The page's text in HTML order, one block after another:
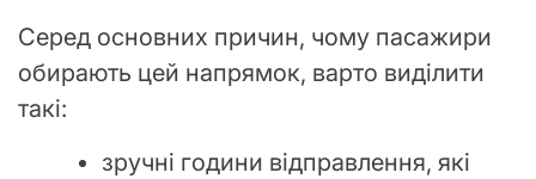
Серед основних причин, чому пасажири
обирають цей напрямок, варто виділити
такі:
зручні години відправлення, які